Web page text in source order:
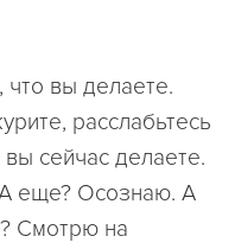
что вы делаете.
расслабьтесь
сейчас делаете.
еще? Осознаю. А
Смотрю на